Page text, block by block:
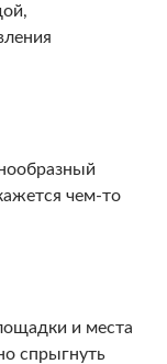
чем-то
и места
спрыгнуть